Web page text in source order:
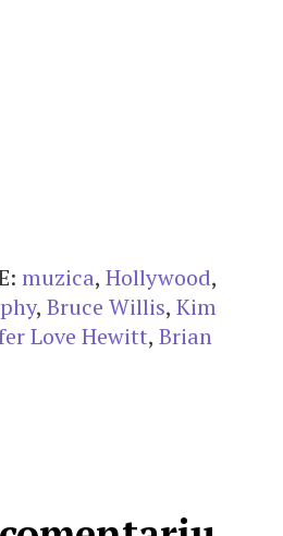
muzica, Hollywood,
, Bruce Willis, Kim
Love Hewitt, Brian